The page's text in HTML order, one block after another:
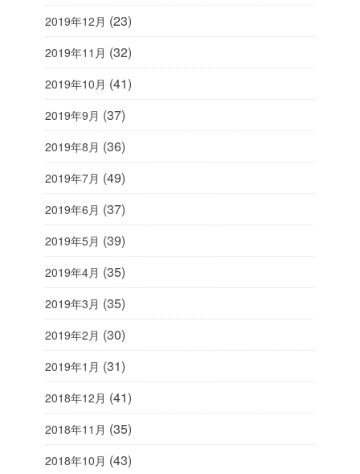
2019年12月 (23)
2019年11月 (32)
2019年10月 (41)
2019年9月 (37)
2019年8月 (36)
2019年7月 (49)
2019年6月 (37)
2019年5月 (39)
2019年4月 (35)
2019年3月 (35)
2019年2月 (30)
2019年1月 (31)
2018年12月 (41)
2018年11月 (35)
2018年10月 (43)